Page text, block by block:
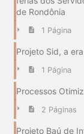
de Rondônia
1 Página
Projeto Sid, a
1 Página
Processos
2 Páginas
Projeto Baú de